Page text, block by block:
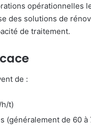
opérationnelles
des solutions de
de traitement.
de :
t)
(généralement de 60 à